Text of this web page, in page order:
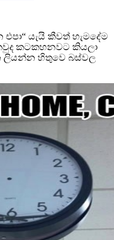
යැයි කීවත් හැමදේම
කටකහනවට කියලා
ලියන්න හිතුවෙ බස්වල